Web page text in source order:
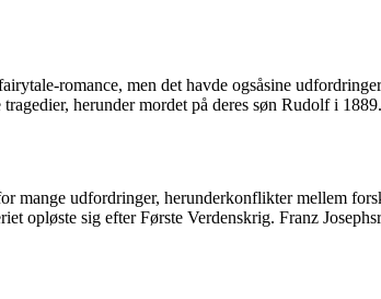
romance, men det havde ogsåsine
herunder mordet på deres søn Rudolf i 1889.
mange udfordringer, herunderkonflikter mellem
opløste sig efter Første Verdenskrig. Franz